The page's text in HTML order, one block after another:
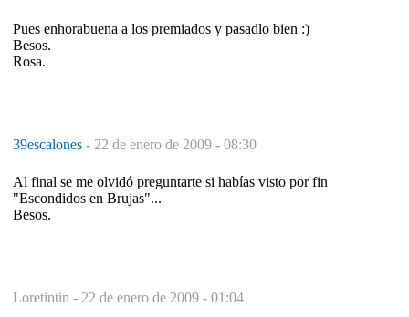
Pues enhorabuena a los premiados y pasadlo bien :)
Besos.
Rosa.
39escalones - 22 de enero de 2009 - 08:30
Al final se me olvidó preguntarte si habías visto por fin
"Escondidos en Brujas"...
Besos.
Loretintin - 22 de enero de 2009 - 01:04